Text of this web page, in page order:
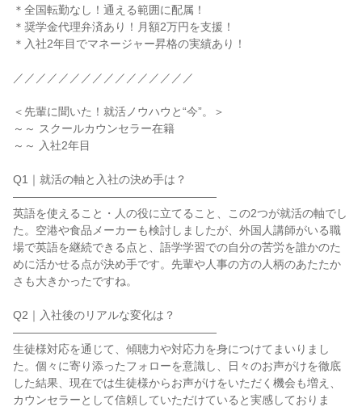
＊全国転勤なし！通える範囲に配属！
＊奨学金代理弁済あり！月額2万円を支援！
＊入社2年目でマネージャー昇格の実績あり！
／／／／／／／／／／／／／／／／
＜先輩に聞いた！就活ノウハウと“今”。＞
～～ スクールカウンセラー在籍
～～ 入社2年目
Q1｜就活の軸と入社の決め手は？
――――――――――――――――――
英語を使えること・人の役に立てること、この2つが就活の軸でし
た。空港や食品メーカーも検討しましたが、外国人講師がいる職
場で英語を継続できる点と、語学学習での自分の苦労を誰かのた
めに活かせる点が決め手です。先輩や人事の方の人柄のあたたか
さも大きかったですね。
Q2｜入社後のリアルな変化は？
――――――――――――――――――
生徒様対応を通じて、傾聴力や対応力を身につけてまいりまし
た。個々に寄り添ったフォローを意識し、日々のお声がけを徹底
した結果、現在では生徒様からお声がけをいただく機会も増え、
カウンセラーとして信頼していただけていると実感しておりま